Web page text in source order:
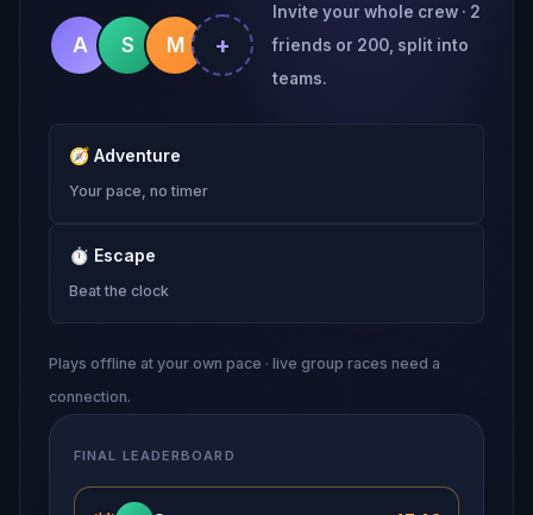
A S M +
Invite your whole crew · 2
friends or 200, split into
teams.
🧭 Adventure
Your pace, no timer
⏱ Escape
Beat the clock
Plays offline at your own pace · live group races need a
connection.
FINAL LEADERBOARD